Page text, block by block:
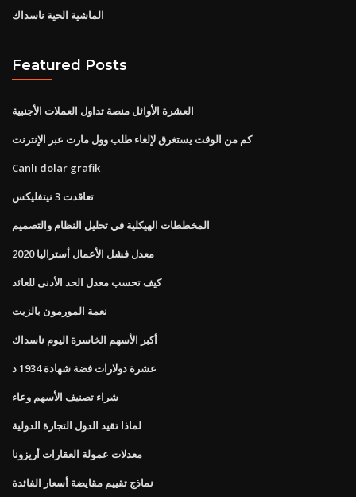
الماشية الحية ناسداك
Featured Posts
العشرة الأوائل منصة تداول العملات الأجنبية
كم من الوقت يستغرق لإلغاء طلب وول مارت عبر الإنترنت
Canlı dolar grafik
تعاقدت 3 نيتفليكس
المخططات الهيكلية في تحليل النظام والتصميم
معدل فشل الأعمال أستراليا 2020
كيف تحسب معدل الحد الأدنى للعائد
نعمة المورمون بالزيت
أكبر الأسهم الخاسرة اليوم ناسداك
عشرة دولارات فضة شهادة 1934 د
شراء تصنيف الأسهم وعاء
لماذا تقيد الدول التجارة الدولية
معدلات عمولة العقارات أريزونا
نماذج تقييم مقايضة أسعار الفائدة